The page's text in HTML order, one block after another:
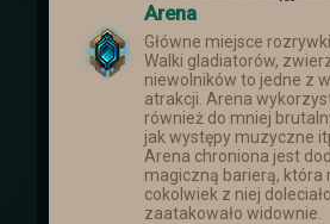
Arena
Główne miejsce
Walki gladiatorów,
niewolników to jedne z
atrakcji. Arena
również do mniej
jak występy muzyczne
Arena chroniona jest
magiczną barierą, która
cokolwiek z niej
zaatakowało widownie.